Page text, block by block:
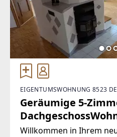
nhof
EIGENTUMSWOHNUNG 8523
Geräumige 5-
in Frauental
Willkommen in Ihrem